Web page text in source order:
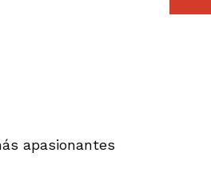
apasionantes